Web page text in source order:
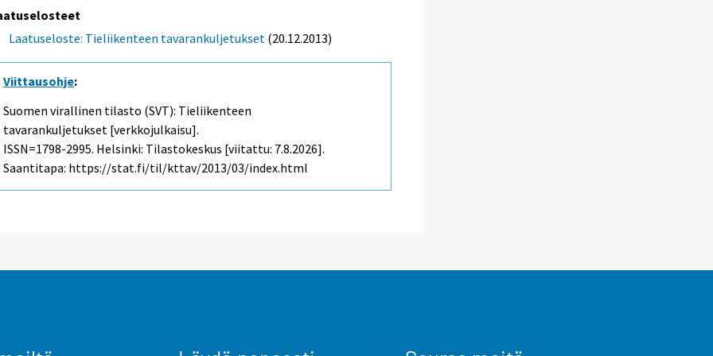
Laatuseloste: Tieliikenteen tavarankuljetukset (20.12.2013)
Viittausohje:
Suomen virallinen tilasto (SVT): Tieliikenteen
tavarankuljetukset [verkkojulkaisu].
ISSN=1798-2995. Helsinki: Tilastokeskus [viitattu: 7.8.2026].
Saantitapa: https://stat.fi/til/kttav/2013/03/index.html